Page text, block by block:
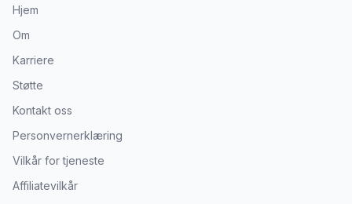
Hjem
Om
Karriere
Støtte
Kontakt oss
Personvernerklæring
Vilkår for tjeneste
Affiliatevilkår